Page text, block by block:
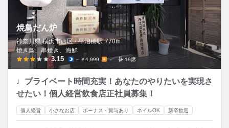
焼鳥だん炉
神奈川県 横浜市西区 / 平沼橋駅 770m
焼き鳥、串焼き、海鮮
3.15 ～￥4,999 － 19席
♩プライベート時間充実！あなたのやりたいを実現さ
せたい！個人経営飲食店正社員募集！
個人経営 小さなお店 ボーナス・賞与あり ネイルOK 新卒歓迎